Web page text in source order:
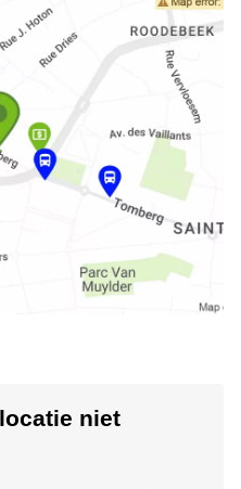
niet